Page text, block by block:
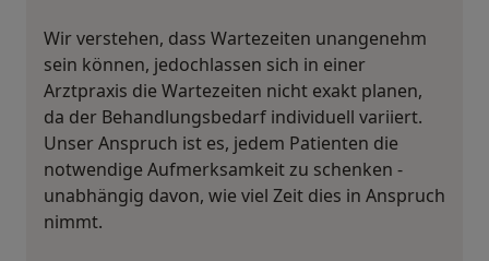
Wir verstehen, dass Wartezeiten unangenehm
sein können, jedochlassen sich in einer
Arztpraxis die Wartezeiten nicht exakt planen,
da der Behandlungsbedarf individuell variiert.
Unser Anspruch ist es, jedem Patienten die
notwendige Aufmerksamkeit zu schenken -
unabhängig davon, wie viel Zeit dies in Anspruch
nimmt.